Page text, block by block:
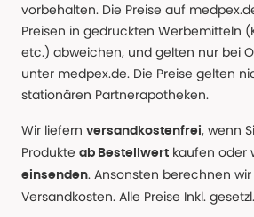
vorbehalten. Die Preise auf
Preisen in gedruckten Werbemitteln
etc.) abweichen, und gelten nur bei
unter medpex.de. Die Preise gelten
stationären Partnerapotheken.
Wir liefern versandkostenfrei, wenn
Produkte ab Bestellwert kaufen oder
einsenden. Ansonsten berechnen wir
Versandkosten. Alle Preise Inkl.